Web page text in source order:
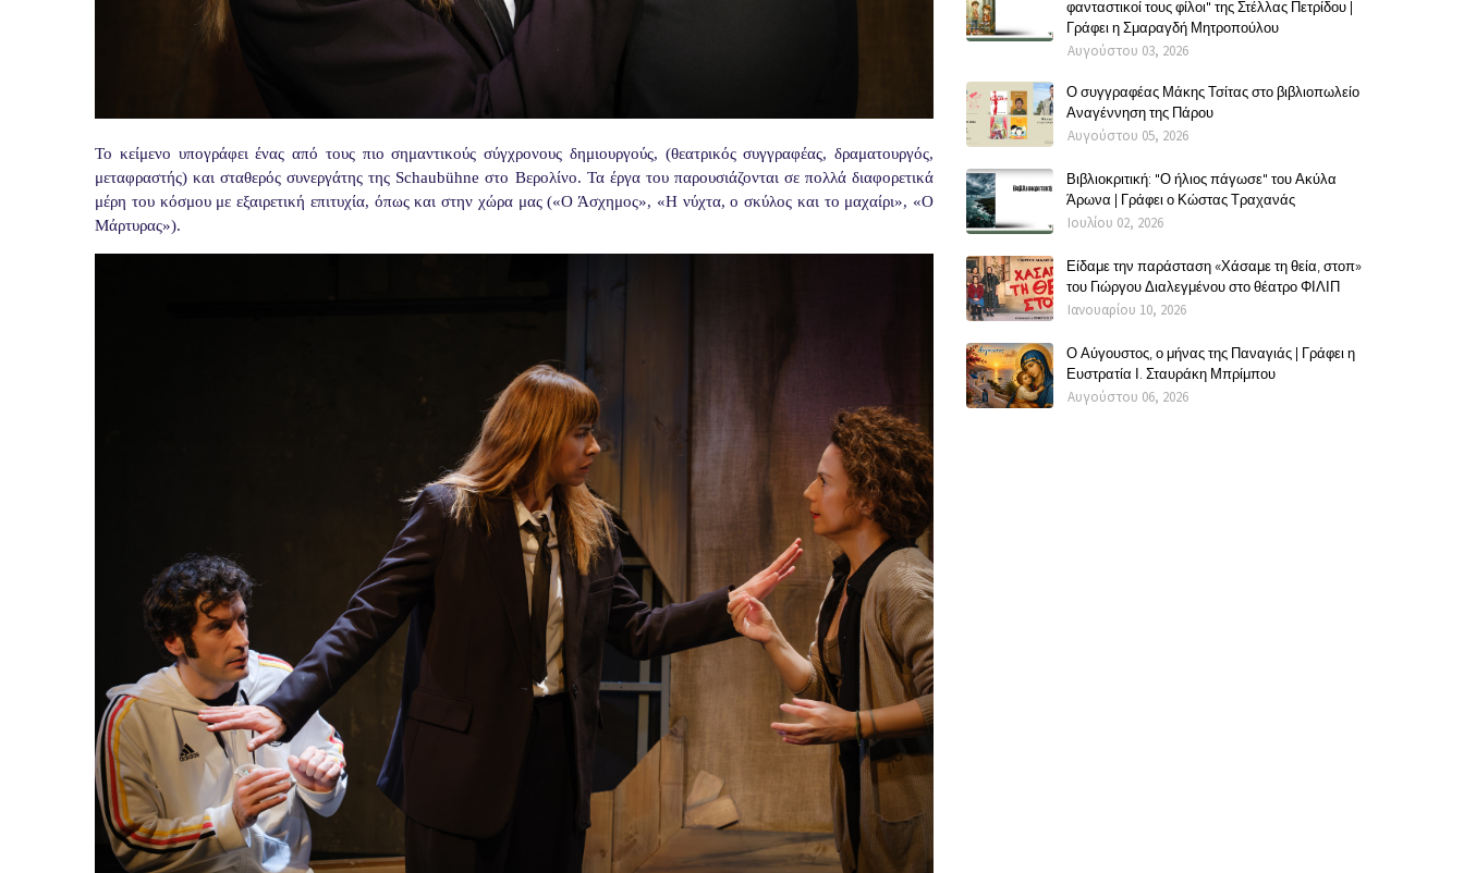
Το κείμενο υπογράφει ένας από τους πιο σημαντικούς σύγχρονους δημιουργούς, (θεατρικός συγγραφέας, δραματουργός,
μεταφραστής) και σταθερός συνεργάτης της Schaubühne στο Βερολίνο. Τα έργα του παρουσιάζονται σε πολλά διαφορετικά
μέρη του κόσμου με εξαιρετική επιτυχία, όπως και στην χώρα μας («Ο Άσχημος», «Η νύχτα, ο σκύλος και το μαχαίρι», «Ο
Μάρτυρας»).
φανταστικοί τους φίλοι" της Στέλλας Πετρίδου |
Γράφει η Σμαραγδή Μητροπούλου
Αυγούστου 03, 2026
Ο συγγραφέας Μάκης Τσίτας στο βιβλιοπωλείο
Αναγέννηση της Πάρου
Αυγούστου 05, 2026
Βιβλιοκριτική: "Ο ήλιος πάγωσε" του Ακύλα
Άρωνα | Γράφει ο Κώστας Τραχανάς
Ιουλίου 02, 2026
Είδαμε την παράσταση «Χάσαμε τη θεία, στοπ»
του Γιώργου Διαλεγμένου στο θέατρο ΦΙΛΙΠ
Ιανουαρίου 10, 2026
Ο Αύγουστος, ο μήνας της Παναγιάς | Γράφει η
Ευστρατία Ι. Σταυράκη Μπρίμπου
Αυγούστου 06, 2026